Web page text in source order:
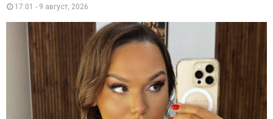
17:01 - 9 август, 2026